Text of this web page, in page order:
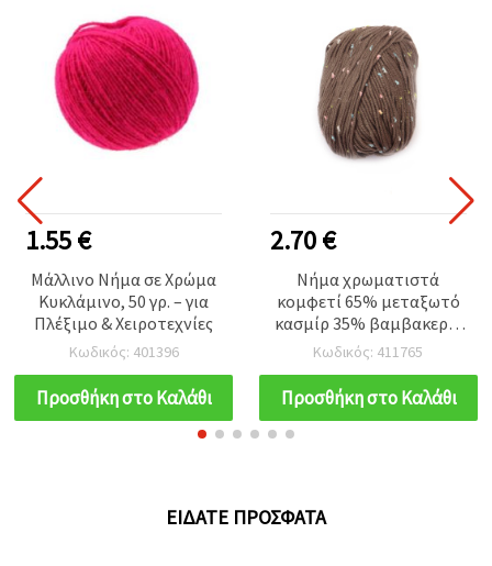
1.55 €
Μάλλινο Νήμα σε Χρώμα
Κυκλάμινο, 50 γρ. – για
Πλέξιμο & Χειροτεχνίες
Κωδικός: 401396
Προσθήκη στο Καλάθι
2.70 €
Νήμα χρωματιστά
κομφετί 65% μεταξωτό
κασμίρ 35% βαμβακερό,
χρώμα καφέ -50
γραμμάρια
Κωδικός: 411765
Προσθήκη στο Καλάθι
ΕΊΔΑΤΕ ΠΡΌΣΦΑΤΑ